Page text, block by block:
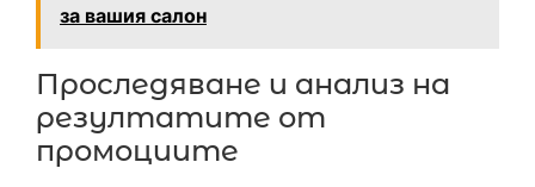
за вашия салон
Проследяване и анализ на
резултатите от
промоциите